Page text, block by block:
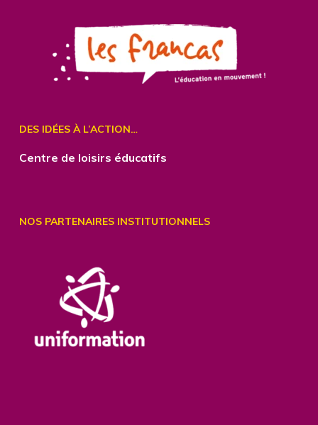
DES IDÉES À L’ACTION…
Centre de loisirs éducatifs
NOS PARTENAIRES INSTITUTIONNELS